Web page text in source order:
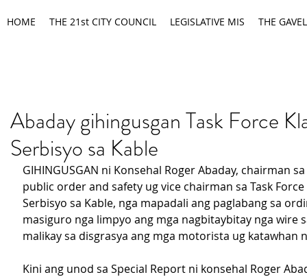
HOME THE 21st CITY COUNCIL LEGISLATIVE MIS THE GAVEL
Abaday gihingusgan Task Force
Serbisyo sa Kable
GIHINGUSGAN ni Konsehal Roger Abaday, chairman
public order and safety ug vice chairman sa Task
Serbisyo sa Kable, nga mapadali ang paglabang sa
masiguro nga limpyo ang mga nagbitaybitay nga wire
malikay sa disgrasya ang mga motorista ug katawhan
Kini ang unod sa Special Report ni konsehal Roger